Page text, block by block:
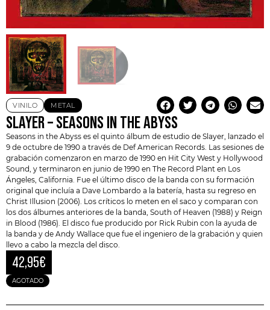
VINILO METAL
SLAYER – SEASONS IN THE ABYSS
Seasons in the Abyss es el quinto álbum de estudio de Slayer, lanzado el
9 de octubre de 1990 a través de Def American Records. Las sesiones de
grabación comenzaron en marzo de 1990 en Hit City West y Hollywood
Sound, y terminaron en junio de 1990 en The Record Plant en Los
Ángeles, California. Fue el último disco de la banda con su formación
original que incluía a Dave Lombardo a la batería, hasta su regreso en
Christ Illusion (2006). Los críticos lo meten en el saco y comparan con
los dos álbumes anteriores de la banda, South of Heaven (1988) y Reign
in Blood (1986). El disco fue producido por Rick Rubin con la ayuda de
la banda y de Andy Wallace que fue el ingeniero de la grabación y quien
llevo a cabo la mezcla del disco.
42,95€
AGOTADO